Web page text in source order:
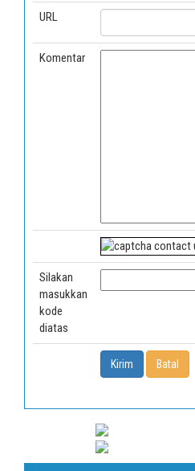
URL
Komentar
Silakan
masukkan
kode
diatas